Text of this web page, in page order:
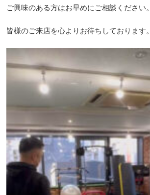
ご興味のある方はお早めにご相談ください。
皆様のご来店を心よりお待ちしております。